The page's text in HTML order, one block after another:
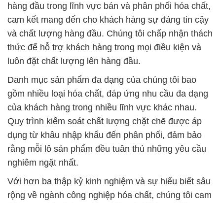
hàng đầu trong lĩnh vực bán và phân phối hóa chất,
cam kết mang đến cho khách hàng sự đáng tin cậy
và chất lượng hàng đầu. Chúng tôi chấp nhận thách
thức để hỗ trợ khách hàng trong mọi điều kiện và
luôn đặt chất lượng lên hàng đầu.
Danh mục sản phẩm đa dạng của chúng tôi bao
gồm nhiều loại hóa chất, đáp ứng nhu cầu đa dạng
của khách hàng trong nhiều lĩnh vực khác nhau.
Quy trình kiểm soát chất lượng chặt chẽ được áp
dụng từ khâu nhập khẩu đến phân phối, đảm bảo
rằng mỗi lô sản phẩm đều tuân thủ những yêu cầu
nghiêm ngặt nhất.
Với hơn ba thập kỷ kinh nghiệm và sự hiểu biết sâu
rộng về ngành công nghiệp hóa chất, chúng tôi cam